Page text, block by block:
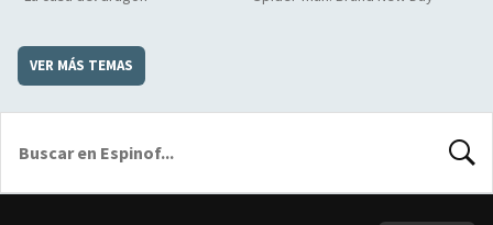
VER MÁS TEMAS